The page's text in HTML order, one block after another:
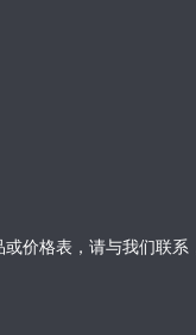
价格表，请与我们联系